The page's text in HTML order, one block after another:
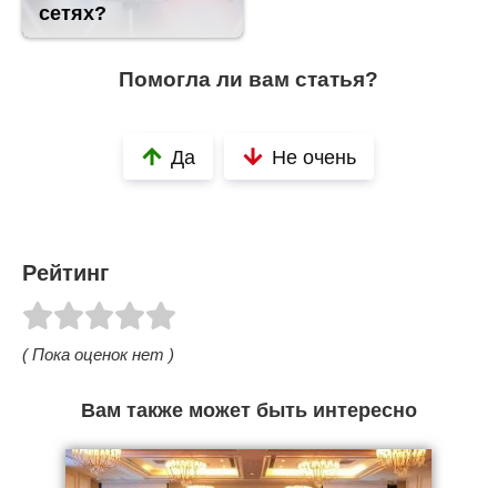
сетях?
Помогла ли вам статья?
Да Не очень
Рейтинг
( Пока оценок нет )
Вам также может быть интересно